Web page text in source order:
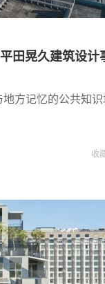
田晃久建筑设计
方记忆的公共知识
收